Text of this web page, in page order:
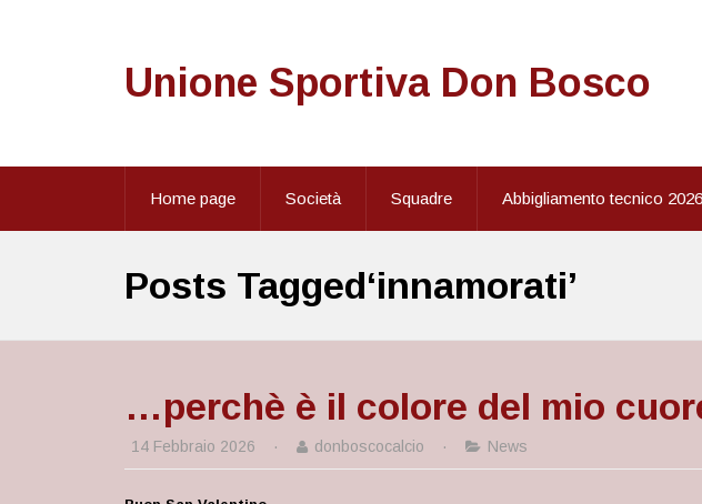
Unione Sportiva Don Bosco
Home page Società Squadre Abbigliamento tecnico
Posts Tagged‘innamorati’
…perchè è il colore del mio
14 Febbraio 2026 · donboscocalcio · News